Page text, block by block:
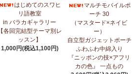
はじめてのスワヒ
リ語教室
in バラカギャラリー
【各回完結型テーマ別レ
ッスン】
1,000円(税込1,100円)
マルチモバイルポ
ーチ 30
（マスタード×ネイビ
ー）
自立型ガジェットポーチ
ふわふわ中綿入り
『ニッポンの技×アフリ
カの色』 一点もの